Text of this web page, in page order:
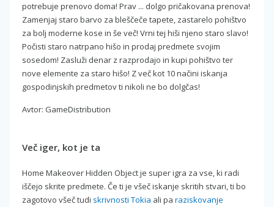
potrebuje prenovo doma! Prav ... dolgo pričakovana prenova!
Zamenjaj staro barvo za bleščeče tapete, zastarelo pohištvo
za bolj moderne kose in še več! Vrni tej hiši njeno staro slavo!
Počisti staro natrpano hišo in prodaj predmete svojim
sosedom! Zasluži denar z razprodajo in kupi pohištvo ter
nove elemente za staro hišo! Z več kot 10 načini iskanja
gospodinjskih predmetov ti nikoli ne bo dolgčas!
Avtor: GameDistribution
Več iger, kot je ta
Home Makeover Hidden Object je super igra za vse, ki radi
iščejo skrite predmete. Če ti je všeč iskanje skritih stvari, ti bo
zagotovo všeč tudi skrivnosti Tokia ali pa raziskovanje